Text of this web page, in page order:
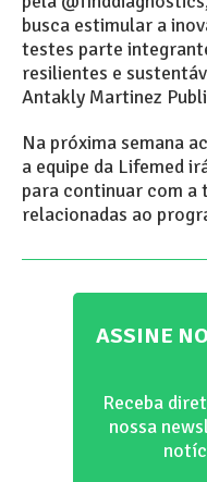
busca estimular a
testes parte
resilientes e
Antakly Martinez
Na próxima semana
a equipe da Lifemed
para continuar com a
relacionadas ao
ASSINE
Receba
nossa